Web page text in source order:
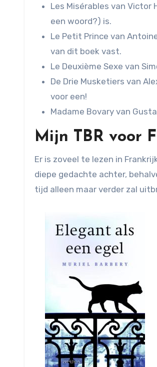
Les Misérables van Victor
een woord?) is.
Le Petit Prince van
van dit boek vast.
Le Deuxième Sexe van
De Drie Musketiers van
voor een!
Madame Bovary van
Mijn TBR voor
Er is zoveel te lezen in
diepe gedachte achter,
tijd alleen maar verder zal